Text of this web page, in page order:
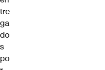
tre
ga
do
s
po